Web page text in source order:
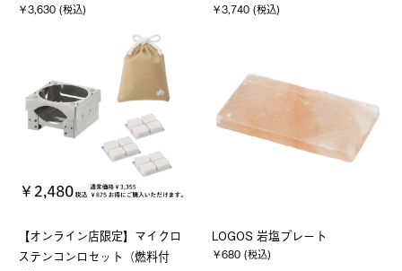
￥3,630 (税込) ￥3,740 (税込)
【オンライン店限定】マイクロ
ステンコンロセット（燃料付
LOGOS 岩塩プレート
￥680 (税込)